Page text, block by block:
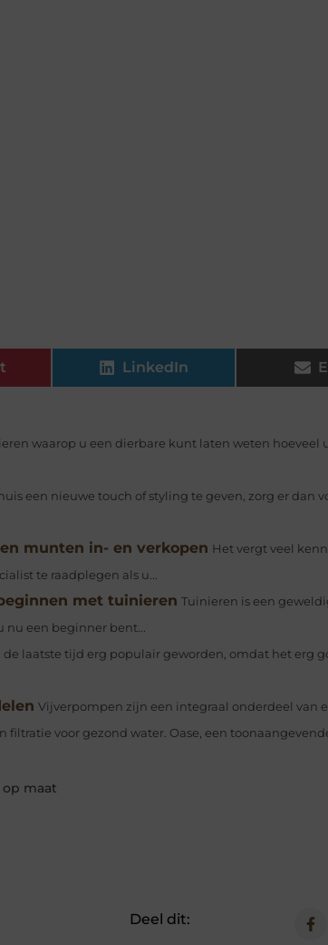
LinkedIn
waarop u een dierbare kunt laten weten hoeveel
een nieuwe touch of styling te geven, zorg er dan
munten in- en verkopen Het vergt veel
te raadplegen als u...
met tuinieren Tuinieren is een
nu een beginner bent...
laatste tijd erg populair geworden, omdat het erg
Vijverpompen zijn een integraal onderdeel van
voor gezond water. Oase, een
maat
Deel dit: